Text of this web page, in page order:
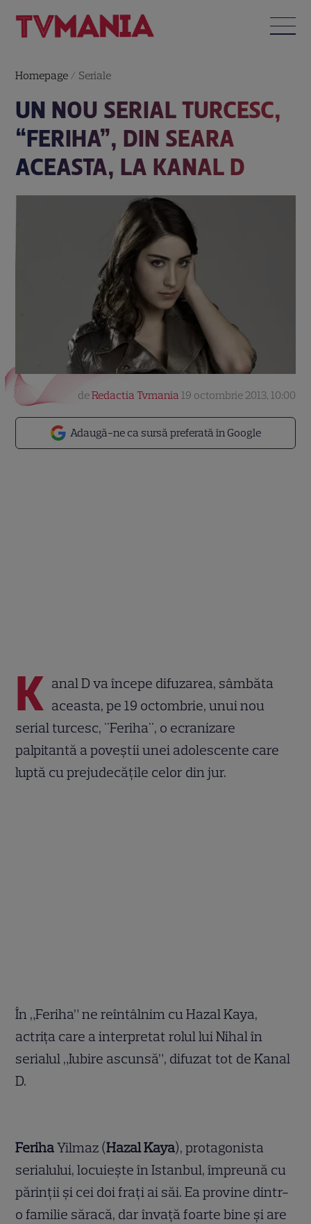
Homepage / Seriale
UN NOU SERIAL TURCESC,
“FERIHA”, DIN SEARA
ACEASTA, LA KANAL D
Adaugă-ne ca sursă preferată în Google
deRedactia Tvmania 19 octombrie 2013, 10:00
K anal D va începe difuzarea, sâmbăta
aceasta, pe 19 octombrie, unui nou
serial turcesc, "Feriha", o ecranizare
palpitantă a poveştii unei adolescente care
luptă cu prejudecăţile celor din jur.
În „Feriha” ne reîntâlnim cu Hazal Kaya,
actrița care a interpretat rolul lui Nihal în
serialul „Iubire ascunsă”, difuzat tot de Kanal
D.
FerihaYilmaz (Hazal Kaya), protagonista
serialului, locuiește în Istanbul, împreună cu
părinții și cei doi frați ai săi. Ea provine dintr-
o familie săracă, dar învață foarte bine și are